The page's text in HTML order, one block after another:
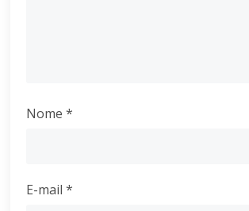
Nome*
E-mail*